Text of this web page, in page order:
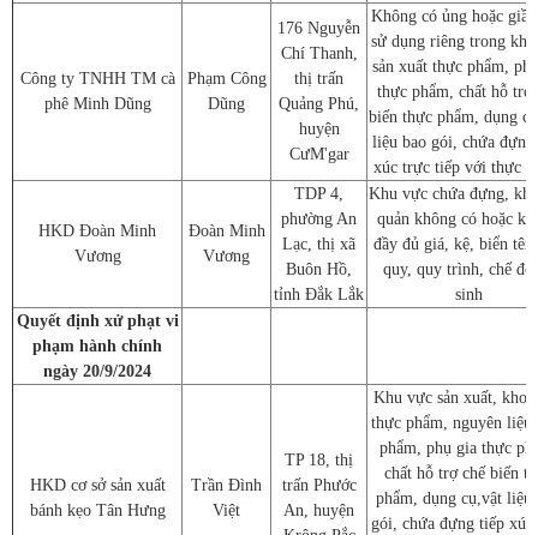
Công ty TNHH TM cà
phê Minh Dũng
Phạm Công
Dũng
176 Nguyễn
Chí Thanh,
thị trấn
Quảng Phú,
huyện
CưM'gar
Không có ủng hoặc
sử dụng riêng trong
sản xuất thực phẩm,
thực phẩm, chất hỗ trợ
biến thực phẩm, dụng
liệu bao gói, chứa đựng
xúc trực tiếp với thực
HKD Đoàn Minh
Vương
Đoàn Minh
Vương
TDP 4,
phường An
Lạc, thị xã
Buôn Hồ,
tỉnh Đắk Lắk
Khu vực chứa đựng,
quản không có hoặc
đầy đủ giá, kệ, biển
quy, quy trình, chế độ
sinh
Quyết định xử phạt vi
phạm hành chính
ngày 20/9/2024
HKD cơ sở sản xuất
bánh kẹo Tân Hưng
Trần Đình
Việt
TP 18, thị
trấn Phước
An, huyện
Khu vực sản xuất, kho
thực phẩm, nguyên liệu
phẩm, phụ gia thực
chất hỗ trợ chế biến
phẩm, dụng cụ,vật liệu
gói, chứa đựng tiếp xúc